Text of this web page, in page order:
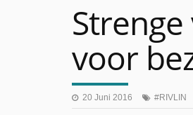
voor
20 Juni 2016 RIVLIN